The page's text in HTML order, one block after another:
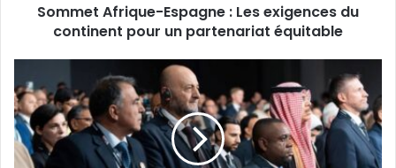
partenariat
équitable
Sommet Afrique-Espagne : Les exigences du
continent pour un partenariat équitable
:
Roll
Stéphane
NGOMAT,
un